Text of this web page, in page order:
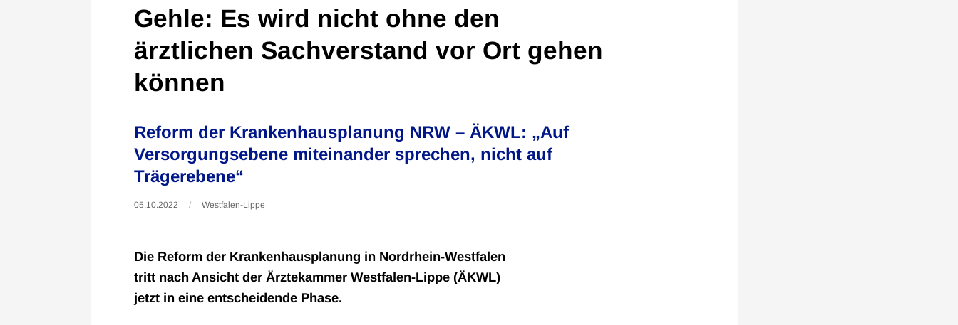
Gehle: Es wird nicht ohne den
ärztlichen Sachverstand vor Ort gehen
können
Reform der Krankenhausplanung NRW – ÄKWL: „Auf
Versorgungsebene miteinander sprechen, nicht auf
Trägerebene“
05.10.2022 Westfalen-Lippe
Die Reform der Krankenhausplanung in Nordrhein-Westfalen
tritt nach Ansicht der Ärztekammer Westfalen-Lippe (ÄKWL)
jetzt in eine entscheidende Phase.